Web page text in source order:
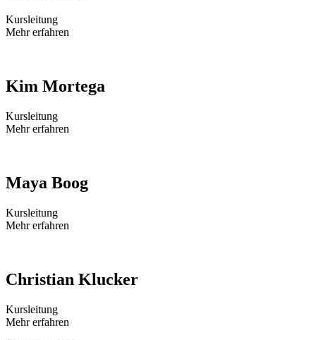
Kursleitung
Mehr erfahren
Kim Mortega
Kursleitung
Mehr erfahren
Maya Boog
Kursleitung
Mehr erfahren
Christian Klucker
Kursleitung
Mehr erfahren